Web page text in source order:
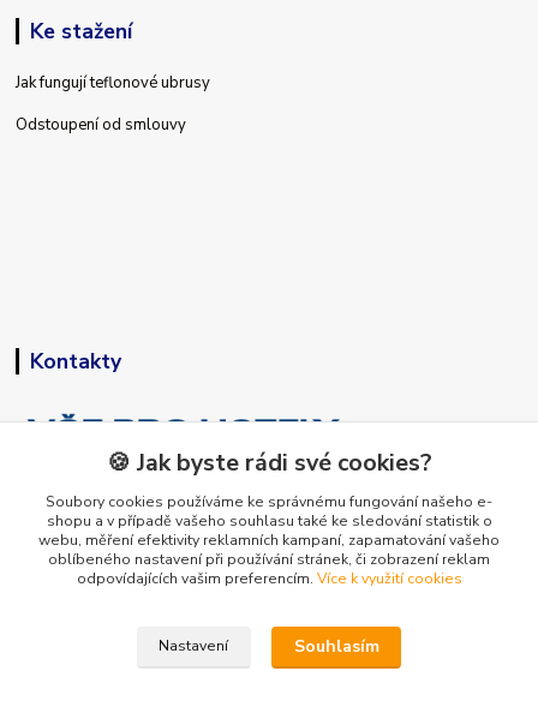
Ke stažení
Jak fungují teflonové ubrusy
Odstoupení od smlouvy
Kontakty
+420 773 794 023
Pondělí-pátek 9-15 hodin
🍪 Jak byste rádi své cookies?
Soubory cookies používáme ke správnému fungování našeho e-
shopu a v případě vašeho souhlasu také ke sledování statistik o
webu, měření efektivity reklamních kampaní, zapamatování vašeho
oblíbeného nastavení při používání stránek, či zobrazení reklam
odpovídajících vašim preferencím. Více k využití cookies
Nastavení Souhlasím